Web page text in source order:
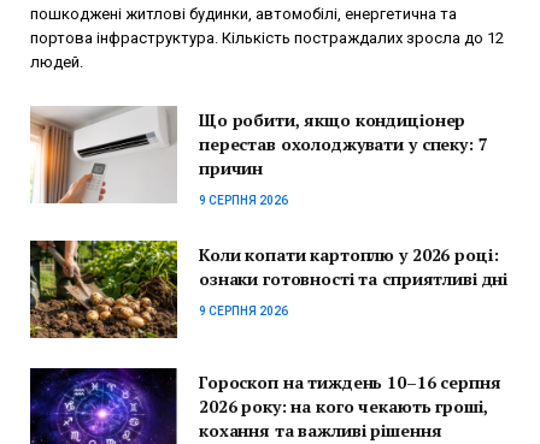
пошкоджені житлові будинки, автомобілі, енергетична та
портова інфраструктура. Кількість постраждалих зросла до 12
людей.
Що робити, якщо кондиціонер
перестав охолоджувати у спеку: 7
причин
9 СЕРПНЯ 2026
Коли копати картоплю у 2026 році:
ознаки готовності та сприятливі дні
9 СЕРПНЯ 2026
Гороскоп на тиждень 10–16 серпня
2026 року: на кого чекають гроші,
кохання та важливі рішення